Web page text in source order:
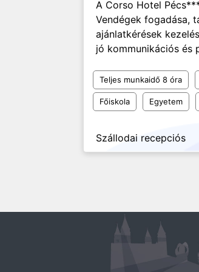
A Corso Hotel
Vendégek fogadása,
ajánlatkérések
jó kommunikációs és
Teljes munkaidő 8 óra
Főiskola Egyetem
Szállodai recepciós